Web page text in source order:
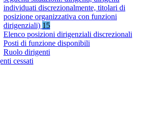
individuati discrezionalmente, titolari di
posizione organizzativa con funzioni
dirigenziali) 15
Elenco posizioni dirigenziali discrezionali
Posti di funzione disponibili
Ruolo dirigenti
cessati